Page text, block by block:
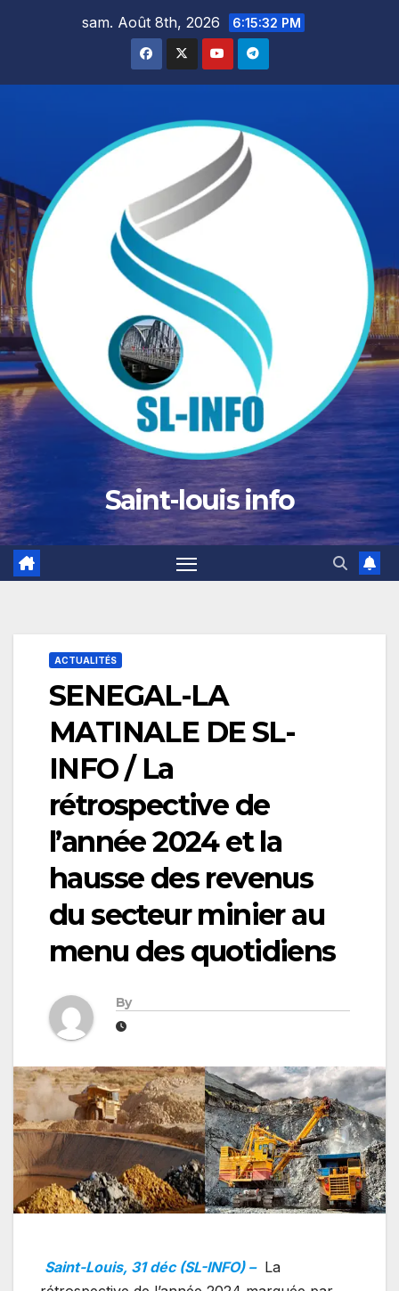
sam. Août 8th, 2026 6:15:34 PM
Saint-louis info
ACTUALITÉS
SENEGAL-LA
MATINALE DE SL-
INFO / La
rétrospective de
l’année 2024 et la
hausse des revenus
du secteur minier au
menu des quotidiens
By
Saint-Louis, 31 déc (SL-INFO) – La